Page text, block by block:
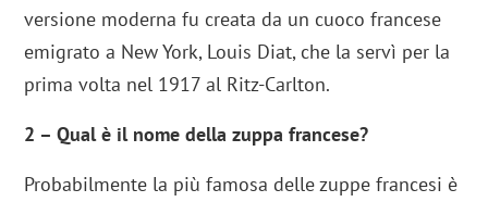
versione moderna fu creata da un cuoco francese
emigrato a New York, Louis Diat, che la servì per la
prima volta nel 1917 al Ritz-Carlton.
2 – Qual è il nome della zuppa francese?
Probabilmente la più famosa delle zuppe francesi è